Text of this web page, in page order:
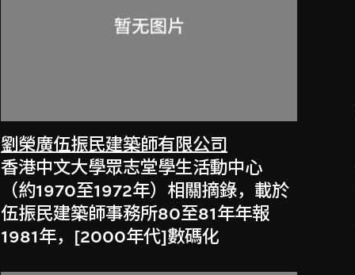
劉榮廣伍振民建築師有限公司
香港中文大學眾志堂學生活動中心
（約1970至1972年）相關摘錄，載於
伍振民建築師事務所80至81年年報
1981年，[2000年代]數碼化